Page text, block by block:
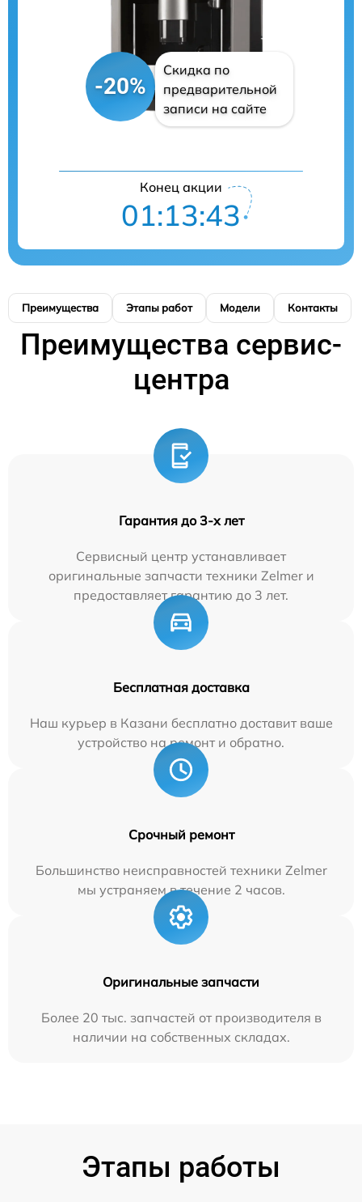
-20%
Скидка по
предварительной
записи на сайте
Конец акции
01:13:43
Преимущества Этапы работ Модели Контакты
Преимущества сервис-
центра
Гарантия до 3-х лет
Сервисный центр устанавливает
оригинальные запчасти техники Zelmer и
предоставляет гарантию до 3 лет.
Бесплатная доставка
Наш курьер в Казани бесплатно доставит ваше
устройство на ремонт и обратно.
Срочный ремонт
Большинство неисправностей техники Zelmer
мы устраняем в течение 2 часов.
Оригинальные запчасти
Более 20 тыс. запчастей от производителя в
наличии на собственных складах.
Этапы работы